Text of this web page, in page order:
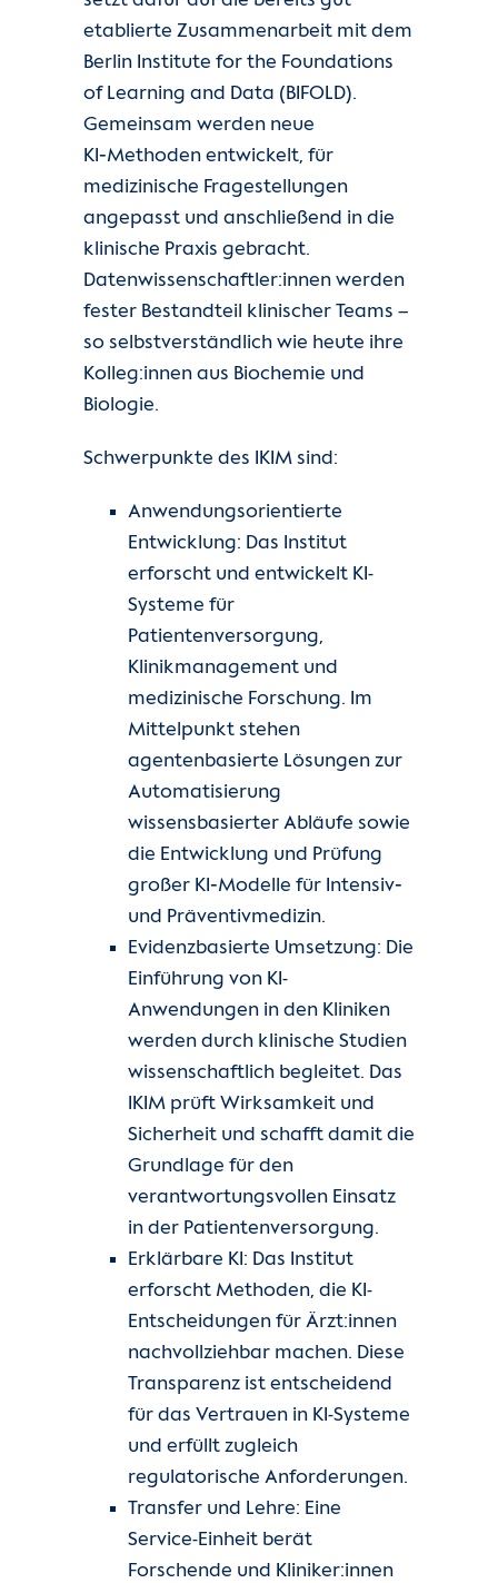
etablierte Zusammenarbeit mit dem
Berlin Institute for the Foundations
of Learning and Data (BIFOLD).
Gemeinsam werden neue
KI‑Methoden entwickelt, für
medizinische Fragestellungen
angepasst und anschließend in die
klinische Praxis gebracht.
Datenwissenschaftler:innen werden
fester Bestandteil klinischer Teams –
so selbstverständlich wie heute ihre
Kolleg:innen aus Biochemie und
Biologie.
Schwerpunkte des IKIM sind:
Anwendungsorientierte
Entwicklung: Das Institut
erforscht und entwickelt KI-
Systeme für
Patientenversorgung,
Klinikmanagement und
medizinische Forschung. Im
Mittelpunkt stehen
agentenbasierte Lösungen zur
Automatisierung
wissensbasierter Abläufe sowie
die Entwicklung und Prüfung
großer KI‑Modelle für Intensiv‑
und Präventivmedizin.
Evidenzbasierte Umsetzung: Die
Einführung von KI-
Anwendungen in den Kliniken
werden durch klinische Studien
wissenschaftlich begleitet. Das
IKIM prüft Wirksamkeit und
Sicherheit und schafft damit die
Grundlage für den
verantwortungsvollen Einsatz
in der Patientenversorgung.
Erklärbare KI: Das Institut
erforscht Methoden, die KI-
Entscheidungen für Ärzt:innen
nachvollziehbar machen. Diese
Transparenz ist entscheidend
für das Vertrauen in KI-Systeme
und erfüllt zugleich
regulatorische Anforderungen.
Transfer und Lehre: Eine
Service-Einheit berät
Forschende und Kliniker:innen